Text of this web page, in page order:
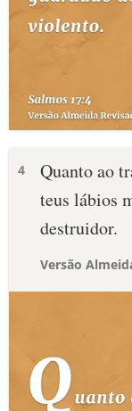
4
Quanto ao
teus lábios
destruidor.
Versão